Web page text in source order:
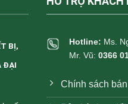
BỊ,
ĐẠI
Hotline: Ms.
Mr. Vũ: 0366
Chính sách